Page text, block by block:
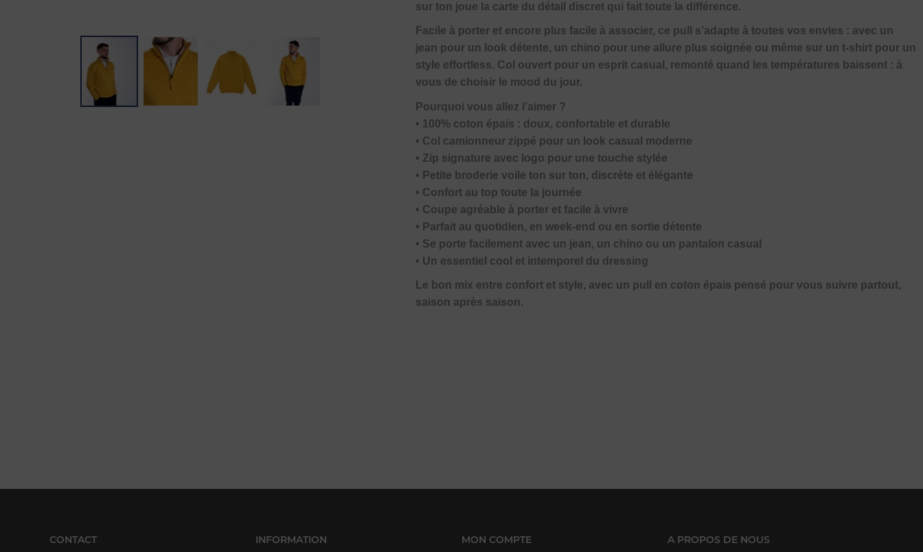
sur ton joue la carte du détail discret qui fait toute la différence.
Facile à porter et encore plus facile à associer, ce pull s’adapte à toutes vos envies : avec un
jean pour un look détente, un chino pour une allure plus soignée ou même sur un t-shirt pour un
style effortless. Col ouvert pour un esprit casual, remonté quand les températures baissent : à
vous de choisir le mood du jour.
Pourquoi vous allez l’aimer ?
• 100% coton épais : doux, confortable et durable
• Col camionneur zippé pour un look casual moderne
• Zip signature avec logo pour une touche stylée
• Petite broderie voile ton sur ton, discrète et élégante
• Confort au top toute la journée
• Coupe agréable à porter et facile à vivre
• Parfait au quotidien, en week-end ou en sortie détente
• Se porte facilement avec un jean, un chino ou un pantalon casual
• Un essentiel cool et intemporel du dressing
Le bon mix entre confort et style, avec un pull en coton épais pensé pour vous suivre partout,
saison après saison.
CONTACT INFORMATION MON COMPTE A PROPOS DE NOUS